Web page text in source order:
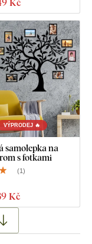
VÝPRODEJ 🔥
samolepka na
s fotkami
(1)
Kč